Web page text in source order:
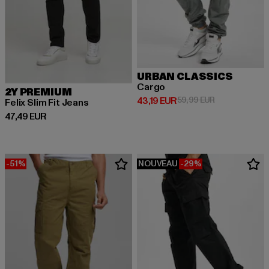
2Y PREMIUM
Felix Slim Fit Jeans
47,49 EUR
Prix courant: 47,49 EUR
URBAN CLASSICS
Cargo
43,19 EUR
Prix courant: 43,19 EUR
59,99 EURPrix en
-51% NOUVEAU -29%